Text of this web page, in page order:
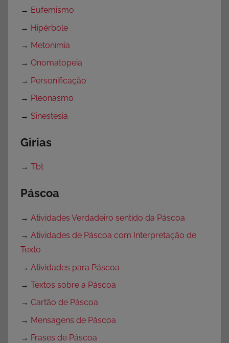
→ Eufemismo
→ Hipérbole
→ Metonímia
→ Onomatopeia
→ Personificação
→ Pleonasmo
→ Sinestesia
Girias
→ Tbt
Páscoa
→ Atividades Verdadeiro sentido da Páscoa
→ Atividades de Páscoa com Interpretação de
Texto
→ Atividades para Páscoa
→ Textos sobre a Páscoa
→ Cartão de Páscoa
→ Mensagens de Páscoa
→ Frases de Páscoa